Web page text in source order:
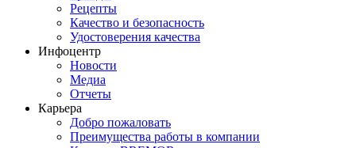
Рецепты
Качество и безопасность
Удостоверения качества
Инфоцентр
Новости
Медиа
Отчеты
Карьера
Добро пожаловать
Преимущества работы в компании